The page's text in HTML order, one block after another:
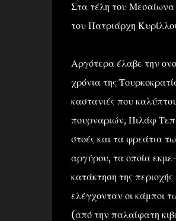
Στα τέλη του Μεσαίωνα
του Πατριάρχη
Αργότερα έλαβε την
χρόνια της
καστανιές που
πουρναριών, Πιλάφ
στοές και τα φρεάτια
αργύρου, τα οποία
κατάκτηση της
ελέγχονταν οι κάμποι
(από την παλαίφατη